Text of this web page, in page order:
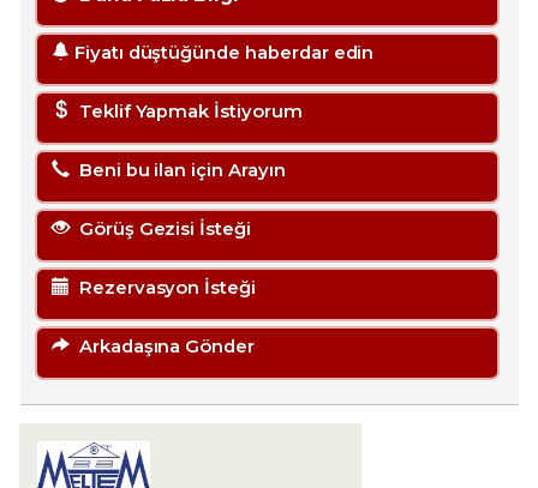
Fiyatı düştüğünde haberdar edin
Teklif Yapmak İstiyorum
Beni bu ilan için Arayın
Görüş Gezisi İsteği
Rezervasyon İsteği
Arkadaşına Gönder